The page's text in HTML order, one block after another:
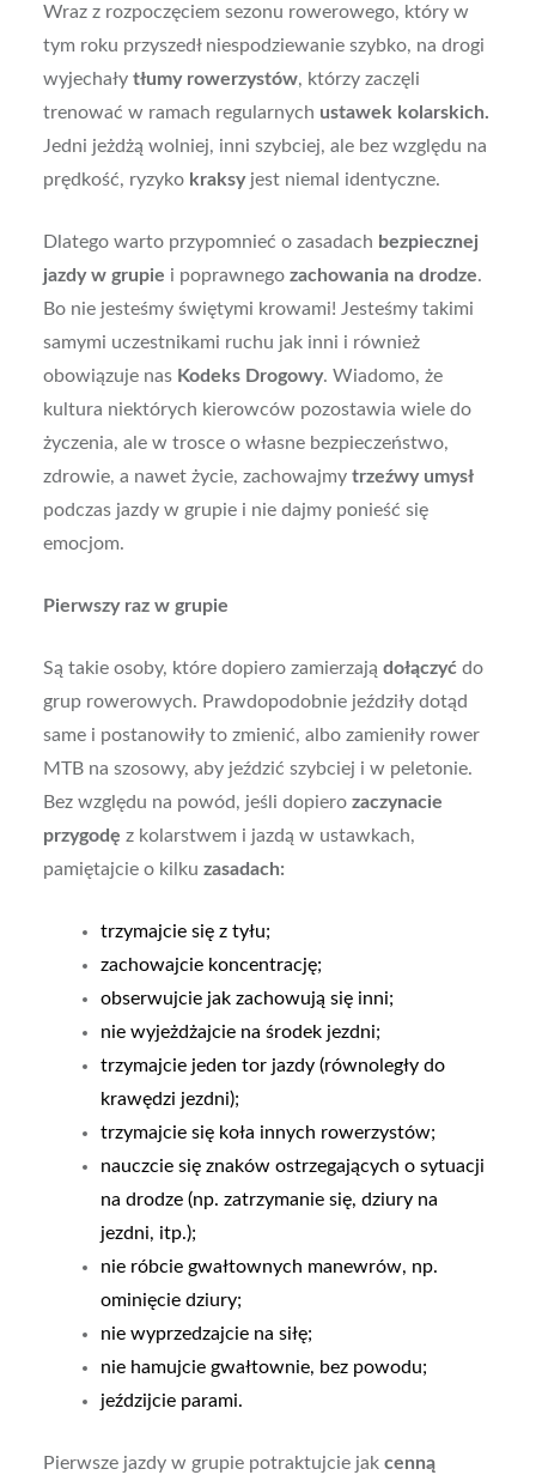
Wraz z rozpoczęciem sezonu rowerowego, który w
tym roku przyszedł niespodziewanie szybko, na drogi
wyjechały tłumy rowerzystów, którzy zaczęli
trenować w ramach regularnych ustawek kolarskich.
Jedni jeżdżą wolniej, inni szybciej, ale bez względu na
prędkość, ryzyko kraksy jest niemal identyczne.
Dlatego warto przypomnieć o zasadach bezpiecznej
jazdy w grupie i poprawnego zachowania na drodze.
Bo nie jesteśmy świętymi krowami! Jesteśmy takimi
samymi uczestnikami ruchu jak inni i również
obowiązuje nas Kodeks Drogowy. Wiadomo, że
kultura niektórych kierowców pozostawia wiele do
życzenia, ale w trosce o własne bezpieczeństwo,
zdrowie, a nawet życie, zachowajmy trzeźwy umysł
podczas jazdy w grupie i nie dajmy ponieść się
emocjom.
Pierwszy raz w grupie
Są takie osoby, które dopiero zamierzają dołączyćdo
grup rowerowych. Prawdopodobnie jeździły dotąd
same i postanowiły to zmienić, albo zamieniły rower
MTB na szosowy, aby jeździć szybciej i w peletonie.
Bez względu na powód, jeśli dopiero zaczynacie
przygodę z kolarstwem i jazdą w ustawkach,
pamiętajcie o kilku zasadach:
trzymajcie się z tyłu;
zachowajcie koncentrację;
obserwujcie jak zachowują się inni;
nie wyjeżdżajcie na środek jezdni;
trzymajcie jeden tor jazdy (równoległy do
krawędzi jezdni);
trzymajcie się koła innych rowerzystów;
nauczcie się znaków ostrzegających o sytuacji
na drodze (np. zatrzymanie się, dziury na
jezdni, itp.);
nie róbcie gwałtownych manewrów, np.
ominięcie dziury;
nie wyprzedzajcie na siłę;
nie hamujcie gwałtownie, bez powodu;
jeździjcie parami.
Pierwsze jazdy w grupie potraktujcie jak cenną